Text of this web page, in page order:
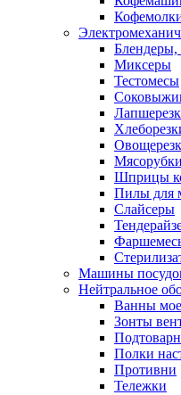
Блендеры,
Миксеры
Тестомесы
Мясорубки
Шприцы
Пилы для
Слайсеры
Машины
Нейтральное
Ванны
Зонты
Полки
Противни
Тележки